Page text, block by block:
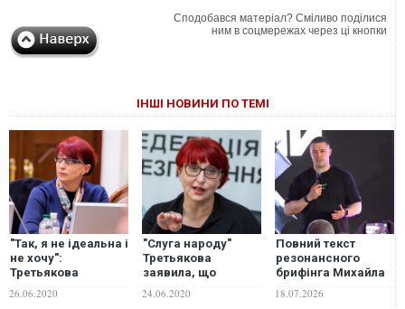
Сподобався матеріал? Сміливо поділися
ним в соцмережах через ці кнопки
ІНШІ НОВИНИ ПО ТЕМІ
"Так, я не ідеальна і
не хочу":
Третьякова
скандал з дітьми,
26.06.2020
"Слуга народу"
Третьякова
заявила, що
народжують дітей
24.06.2020
Повний текст
резонансного
брифінга Михайла
18.07.2026